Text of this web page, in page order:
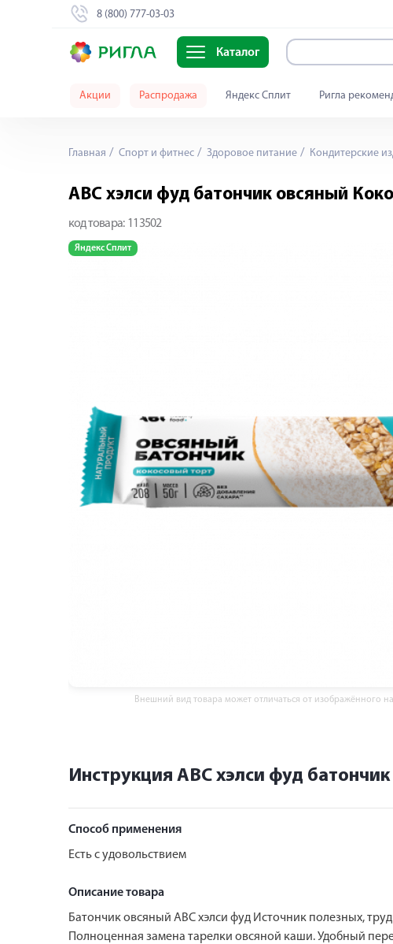
8 (800) 777-03-03
Каталог
Акции Распродажа Яндекс Сплит Ригла
Главная Спорт и фитнес Здоровое питание Кондитерские
АВС хэлси фуд батончик овсяный
код товара: 113502
Яндекс Сплит
Внешний вид товара может отличаться от изображённого
Инструкция АВС хэлси фуд
Способ применения
Есть с удовольствием
Описание товара
Батончик овсяный АВС хэлси фуд Источник полезных,
Полноценная замена тарелки овсяной каши. Удобный